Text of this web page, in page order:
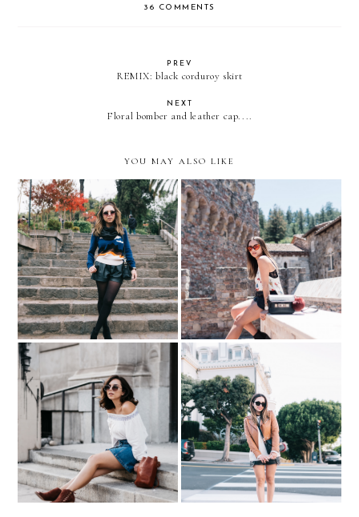
36 COMMENTS
PREV
REMIX: black corduroy skirt
NEXT
Floral bomber and leather cap....
YOU MAY ALSO LIKE
Casa de Pablo Neruda,
Santiago de Chile
Castello Di
Amorosa...Napa Valley
Two Boot-Ready
Looks...with Lucky Brand
Roadtrip to San Francisco
2016